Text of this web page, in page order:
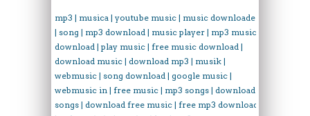
mp3 | musica | youtube music | music downloader
| song | mp3 download | music player | mp3 music
download | play music | free music download |
download music | download mp3 | musik |
webmusic | song download | google music |
webmusic in | free music | mp3 songs | download
songs | download free music | free mp3 download